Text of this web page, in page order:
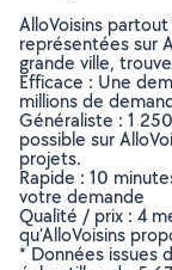
AlloVoisins
représentées sur
grande ville,
Efficace : Une
millions de
Généraliste : 1
possible sur
projets.
Rapide : 10
votre demande
Qualité / prix : 4
qu’AlloVoisins
* Données issues